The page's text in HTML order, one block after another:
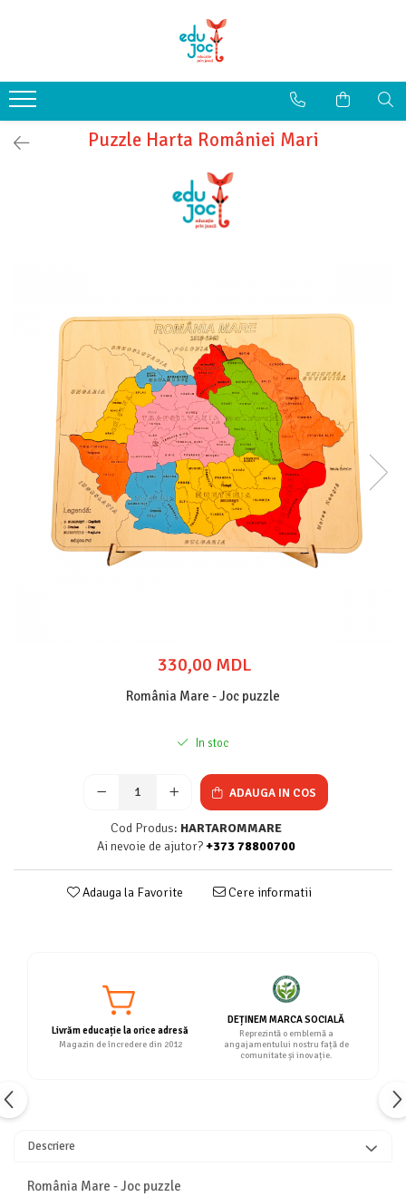
1-2 ani
3-4 ani
5-7 ani
Puzzle Harta României Mari
330,00 MDL
România Mare - Joc puzzle
In stoc
ADAUGA IN COS
Cod Produs: HARTAROMMARE
Ai nevoie de ajutor?+373 78800700
Adauga la Favorite Cere informatii
Livrăm educație la orice adresă
Magazin de încredere din 2012
DEȚINEM MARCA SOCIALĂ
Reprezintă o emblemă a
angajamentului nostru față de
comunitate și inovație.
Descriere
România Mare - Joc puzzle